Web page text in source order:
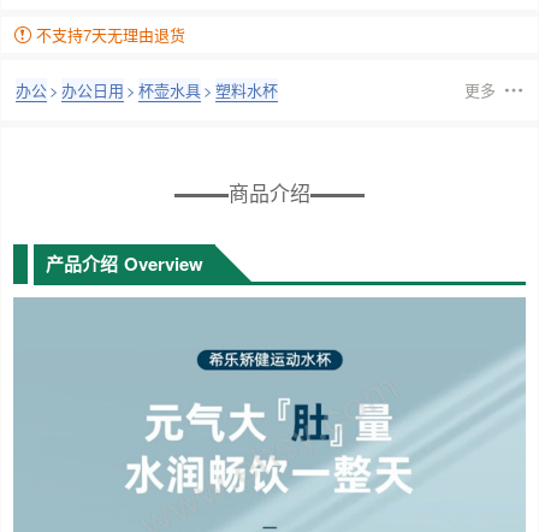
不支持7天无理由退货
办公> 办公日用 > 杯壶水具> 塑料水杯 更多
商品介绍
产品介绍 Overview